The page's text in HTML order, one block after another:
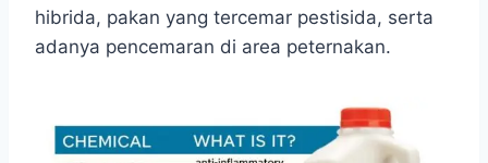
hibrida, pakan yang tercemar pestisida, serta
adanya pencemaran di area peternakan.